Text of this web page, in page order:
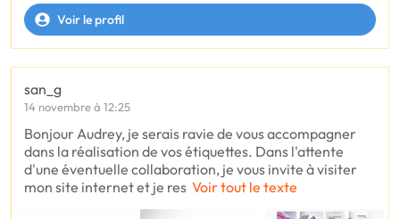
Voir le profil
san_g
14 novembre à 12:25
Bonjour Audrey, je serais ravie de vous accompagner
dans la réalisation de vos étiquettes. Dans l'attente
d'une éventuelle collaboration, je vous invite à visiter
mon site internet et je res Voir tout le texte